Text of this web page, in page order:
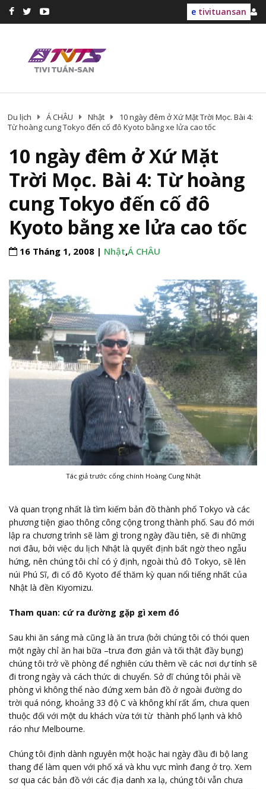
e tivituansan
Du lịch Á CHÂU Nhật
10 ngày đêm ở Xứ Mặt Trời Mọc. Bài 4:
Từ hoàng cung Tokyo đến cố đô Kyoto bằng xe lửa cao tốc
10 ngày đêm ở Xứ Mặt
Trời Mọc. Bài 4: Từ hoàng
cung Tokyo đến cố đô
Kyoto bằng xe lửa cao tốc
16 Tháng 1, 2008 | Nhật,Á CHÂU
Tác giả trước cổng chính Hoàng Cung Nhật
Và quan trọng nhất là tìm kiếm bản đồ thành phố Tokyo và các
phương tiện giao thông công cộng trong thành phố. Sau đó mới
lập ra chương trình sẽ làm gì trong ngày đầu tiên, sẽ đi những
nơi đâu, bởi việc du lịch Nhật là quyết định bất ngờ theo ngẫu
hứng, nên chúng tôi chỉ có ý định, ngoài thủ đô Tokyo, sẽ lên
núi Phú Sĩ, đi cố đô Kyoto để thăm kỳ quan nổi tiếng nhất của
Nhật là đền Kiyomizu.
Tham quan: cứ ra đường gặp gì xem đó
Sau khi ăn sáng mà cũng là ăn trưa (bởi chúng tôi có thói quen
một ngày chỉ ăn hai bữa –trưa đơn giản và tối thật đầy bụng)
chúng tôi trở về phòng để nghiên cứu thêm về các nơi dự tính sẽ
đi trong ngày và cách thức di chuyển. Sở dĩ chúng tôi phải về
phòng vì không thể nào đứng xem bản đồ ở ngoài đường do
trời quá nóng, khoảng 33 độ C và không khí rất ẩm, chưa quen
thuộc đối với một du khách vừa tới từ thành phố lạnh và khô
ráo như Melbourne.
Chúng tôi định dành nguyên một hoặc hai ngày đầu đi bộ lang
thang để làm quen với phố xá và khu vực mình đang ở trọ. Xem
sơ qua các bản đồ với các địa danh xa lạ, chúng tôi vẫn chưa